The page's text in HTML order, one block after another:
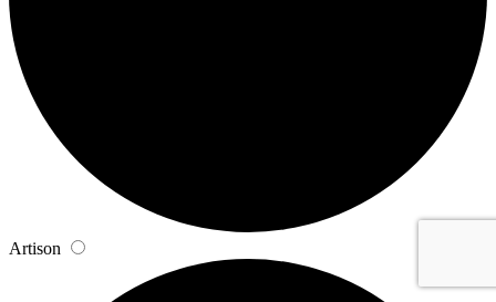
Artison